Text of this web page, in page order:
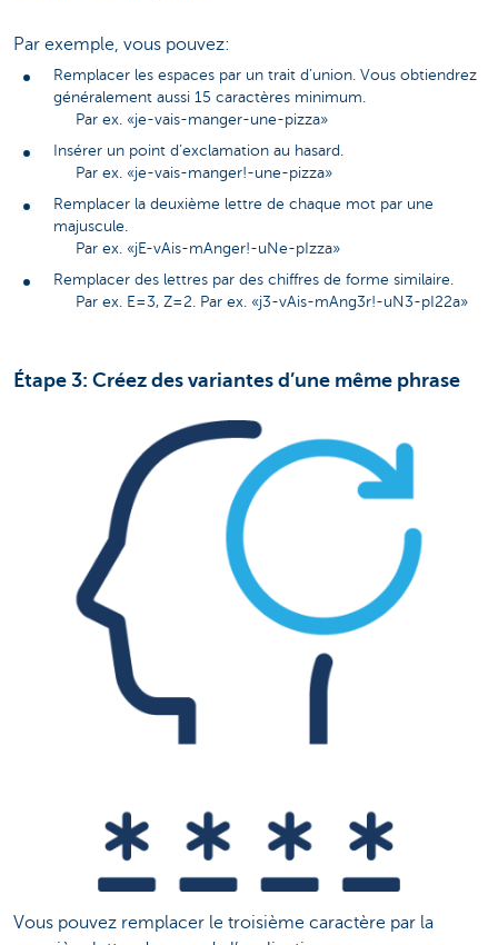
Par exemple, vous pouvez:
Remplacer les espaces par un trait d’union. Vous obtiendrez
généralement aussi 15 caractères minimum.
Par ex. «je-vais-manger-une-pizza»
Insérer un point d’exclamation au hasard.
Par ex. «je-vais-manger!-une-pizza»
Remplacer la deuxième lettre de chaque mot par une
majuscule.
Par ex. «jE-vAis-mAnger!-uNe-pIzza»
Remplacer des lettres par des chiffres de forme similaire.
Par ex. E=3, Z=2. Par ex. «j3-vAis-mAng3r!-uN3-pI22a»
Étape 3: Créez des variantes d’une même phrase
Vous pouvez remplacer le troisième caractère par la